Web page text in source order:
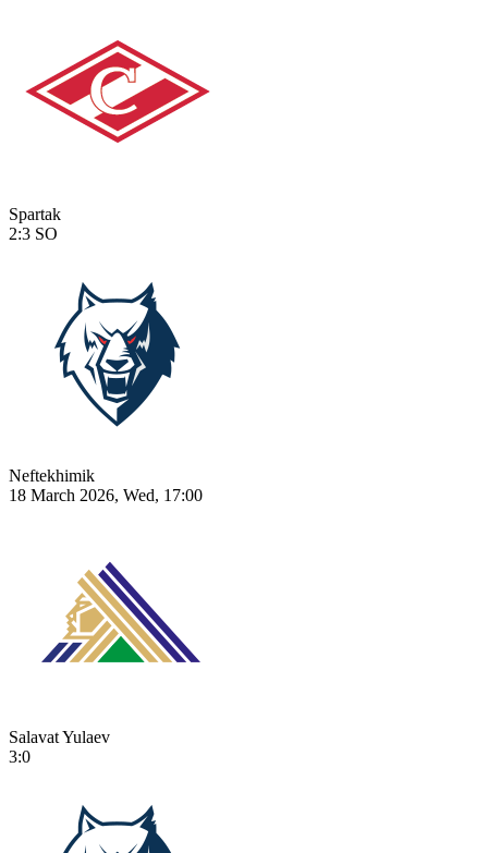
Spartak
2:3 SO
Neftekhimik
18 March 2026, Wed, 17:00
Salavat Yulaev
3:0